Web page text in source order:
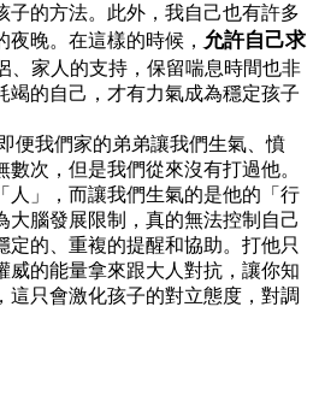
子的方法。此外，我自己也有許多
夜晚。在這樣的時候， 允許自己求
、家人的支持，保留喘息時間也非
竭的自己，才有力氣成為穩定孩子
即便我們家的弟弟讓我們生氣、憤
次，但是我們從來沒有打過他。
人」，而讓我們生氣的是他的「行
大腦發展限制，真的無法控制自己
定的、重複的提醒和協助。打他只
威的能量拿來跟大人對抗，讓你知
這只會激化孩子的對立態度，對調